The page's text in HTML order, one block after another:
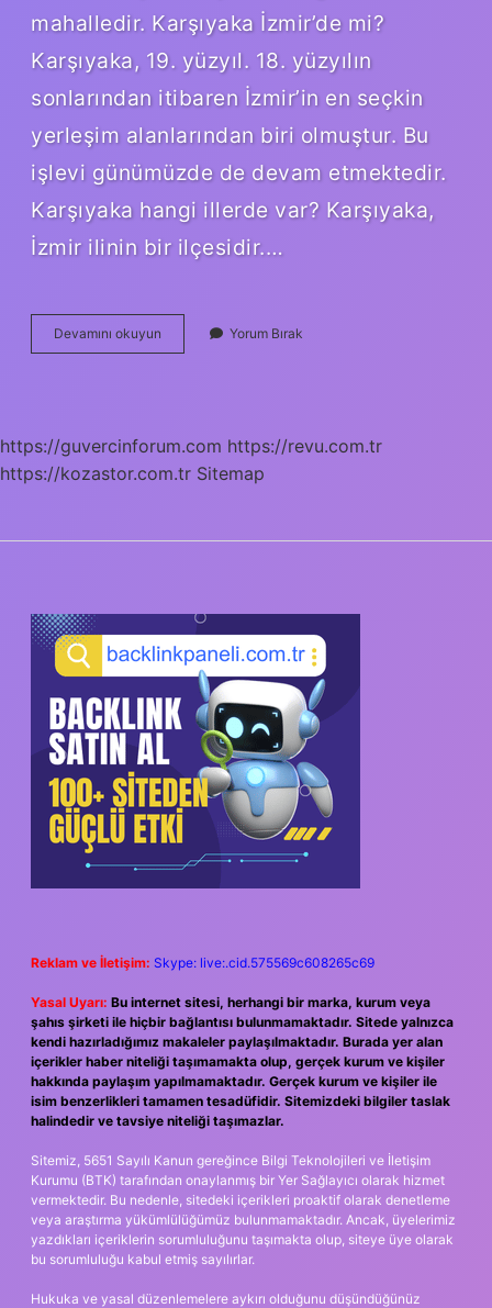
mahalledir. Karşıyaka İzmir’de mi?
Karşıyaka, 19. yüzyıl. 18. yüzyılın
sonlarından itibaren İzmir’in en seçkin
yerleşim alanlarından biri olmuştur. Bu
işlevi günümüzde de devam etmektedir.
Karşıyaka hangi illerde var? Karşıyaka,
İzmir ilinin bir ilçesidir.…
Devamını okuyun
Bayraklı
Yorum Bırak
https://guvercinforum.com https://revu.com.tr
https://kozastor.com.tr Sitemap
SIDEBAR
Reklam ve İletişim: Skype: live:.cid.575569c608265c69
Yasal Uyarı: Bu internet sitesi, herhangi bir marka, kurum veya
şahıs şirketi ile hiçbir bağlantısı bulunmamaktadır. Sitede yalnızca
kendi hazırladığımız makaleler paylaşılmaktadır. Burada yer alan
içerikler haber niteliği taşımamakta olup, gerçek kurum ve kişiler
hakkında paylaşım yapılmamaktadır. Gerçek kurum ve kişiler ile
isim benzerlikleri tamamen tesadüfidir. Sitemizdeki bilgiler taslak
halindedir ve tavsiye niteliği taşımazlar.
Sitemiz, 5651 Sayılı Kanun gereğince Bilgi Teknolojileri ve İletişim
Kurumu (BTK) tarafından onaylanmış bir Yer Sağlayıcı olarak hizmet
vermektedir. Bu nedenle, sitedeki içerikleri proaktif olarak denetleme
veya araştırma yükümlülüğümüz bulunmamaktadır. Ancak, üyelerimiz
yazdıkları içeriklerin sorumluluğunu taşımakta olup, siteye üye olarak
bu sorumluluğu kabul etmiş sayılırlar.
Hukuka ve yasal düzenlemelere aykırı olduğunu düşündüğünüz